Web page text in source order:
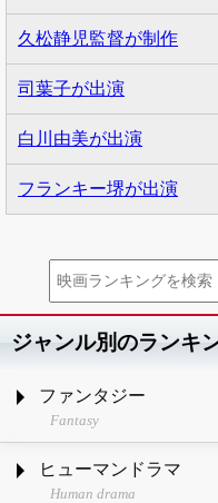
久松静児監督が制作
司葉子が出演
白川由美が出演
フランキー堺が出演
ジャンル別のランキ
ファンタジー
Fantasy
ヒューマンドラマ
Human drama